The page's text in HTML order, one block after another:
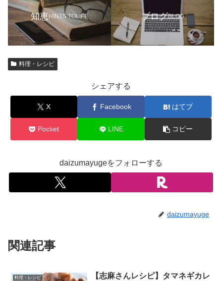
知恵HINTS TOLIFE ブログBLOG
料理・レシピ
シェアする
X Facebook はてブ
Pocket LINE コピー
daizumayugeをフォローする
daizumayuge
関連記事
料理・レシピ
【志麻さんレシピ】タマネギカレ